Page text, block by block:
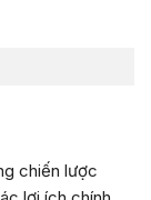
chiến lược